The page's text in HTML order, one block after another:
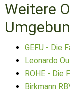
Weitere
GEFU - Die
Leonardo
ROHE - Die
Birkmann